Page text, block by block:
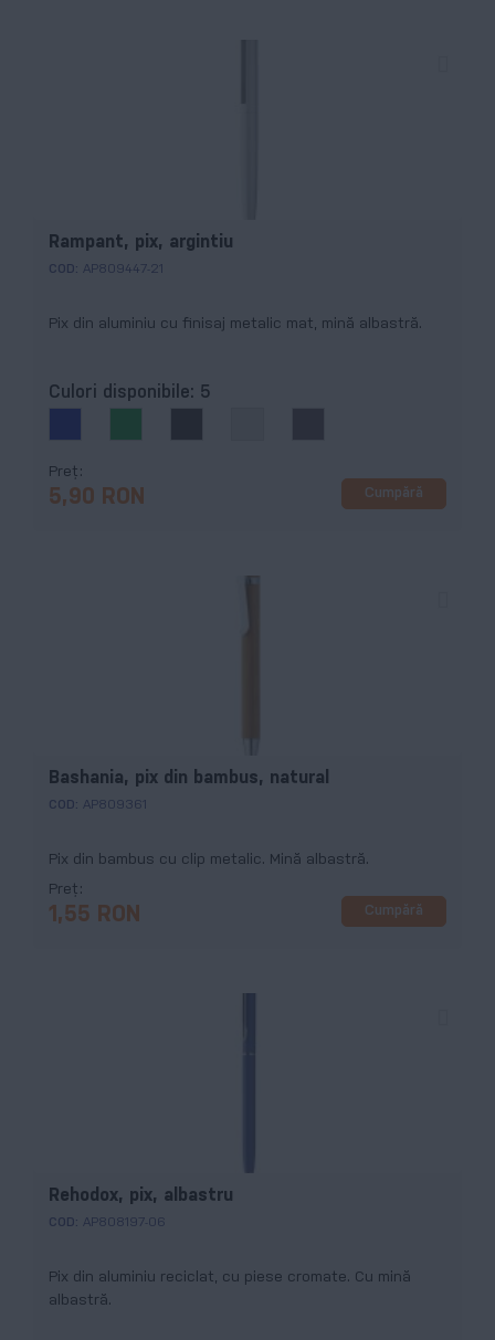
Rampant, pix, argintiu
COD: AP809447-21
Pix din aluminiu cu finisaj metalic mat, mină albastră.
Culori disponibile: 5
Preț
5,90 RON Cumpără
Bashania, pix din bambus, natural
COD: AP809361
Pix din bambus cu clip metalic. Mină albastră.
Preț
1,55 RON Cumpără
Rehodox, pix, albastru
COD: AP808197-06
Pix din aluminiu reciclat, cu piese cromate. Cu mină
albastră.